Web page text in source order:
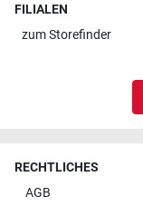
FILIALEN
zumStorefinder
RECHTLICHES
AGB